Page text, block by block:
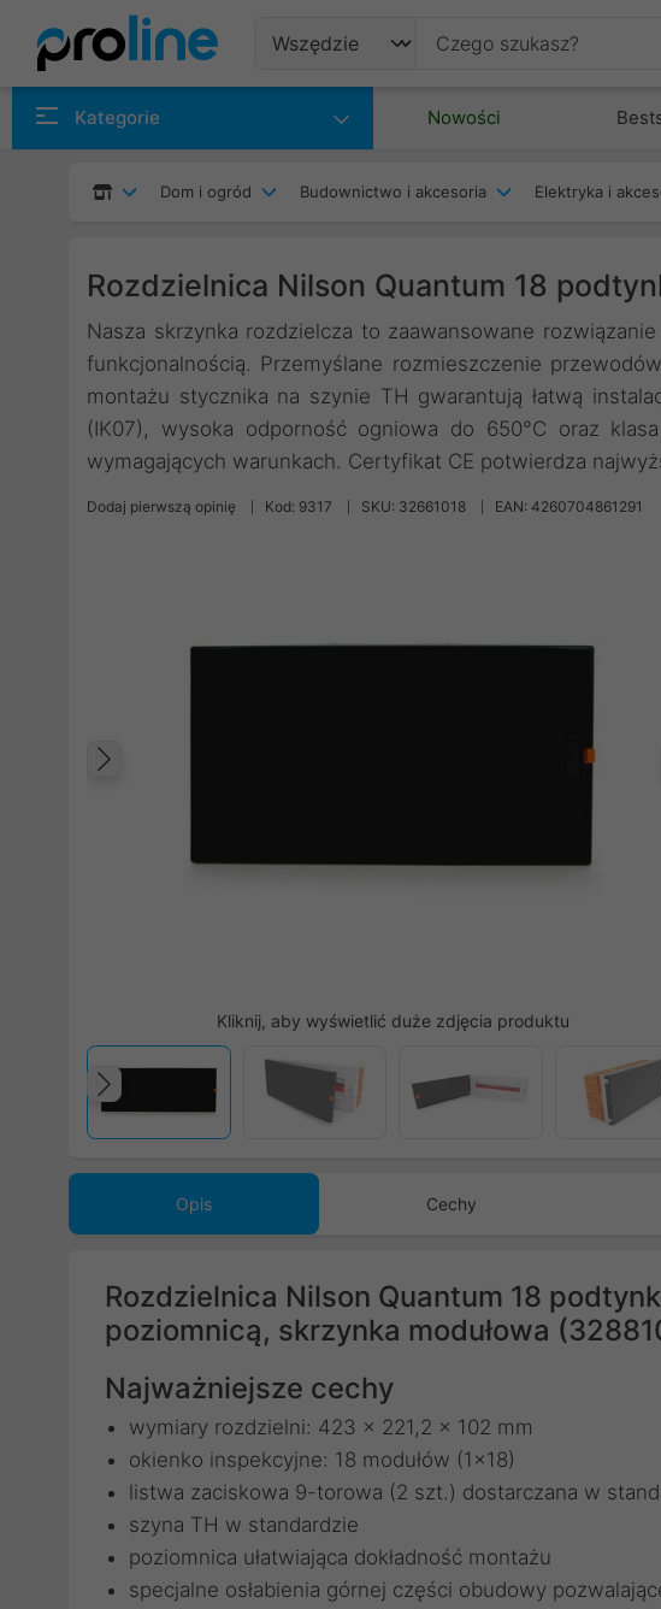
Kategorie Nowości
Dom i ogród Budownictwo i akcesoria Elektryka i
Rozdzielnica Nilson Quantum 18
Nasza skrzynka rozdzielcza to zaawansowane
funkcjonalnością. Przemyślane rozmieszczenie
montażu stycznika na szynie TH gwarantują łatwą
(IK07), wysoka odporność ogniowa do 650°C oraz
wymagających warunkach. Certyfikat CE potwierdza
Dodaj pierwszą opinię Kod: 9317 SKU: 32661018 EAN: 4260704861291
Kliknij, aby wyświetlić duże zdjęcia produktu
Poprzedni
Opis Cechy
Rozdzielnica Nilson Quantum 18
poziomnicą, skrzynka modułowa
Najważniejsze cechy
wymiary rozdzielni: 423 x 221,2 x 102 mm
okienko inspekcyjne: 18 modułów (1x18)
listwa zaciskowa 9-torowa (2 szt.) dostarczana w
szyna TH w standardzie
poziomnica ułatwiająca dokładność montażu
specjalne osłabienia górnej części obudowy